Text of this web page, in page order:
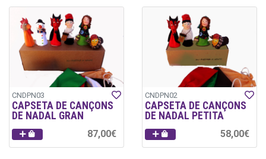
CNDPN03
CAPSETA DE CANÇONS
DE NADAL GRAN
87,00€
CNDPN02
CAPSETA DE CANÇONS
DE NADAL PETITA
58,00€